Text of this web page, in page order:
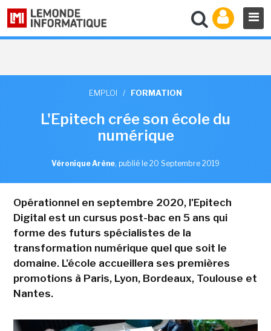
EMPLOI / FORMATION
L'Epitech crée son école du
numérique
Véronique Arène, publié le 20 Septembre 2019
Opérationnel en septembre 2020, l'Epitech
Digital est un cursus post-bac en 5 ans qui
forme des futurs spécialistes de la
transformation numérique quel que soit le
domaine. L'école accueillera ses premières
promotions à Paris, Lyon, Bordeaux, Toulouse et
Nantes.